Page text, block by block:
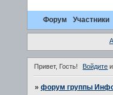
Форум Участники
Привет, Гость! Войдите
» форум группы